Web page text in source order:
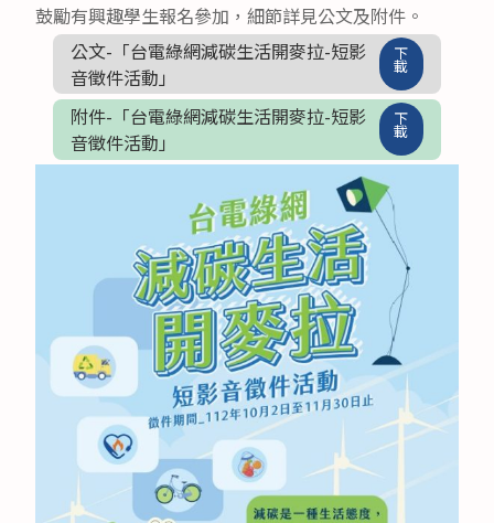
鼓勵有興趣學生報名參加，細節詳見公文及附件。
公文-「台電綠網減碳生活開麥拉-短影
音徵件活動」
下
載
附件-「台電綠網減碳生活開麥拉-短影
音徵件活動」
下
載